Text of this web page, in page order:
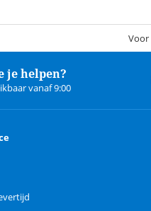
Voor
je helpen?
vanaf 9:00